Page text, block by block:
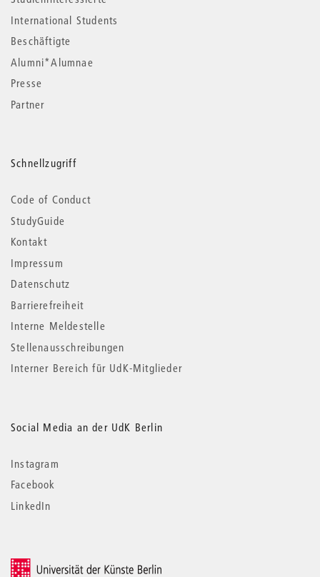
International Students
Beschäftigte
Alumni*Alumnae
Presse
Partner
Schnellzugriff
Code of Conduct
StudyGuide
Kontakt
Impressum
Datenschutz
Barrierefreiheit
Interne Meldestelle
Stellenausschreibungen
Interner Bereich für UdK-Mitglieder
Social Media an der UdK Berlin
Instagram
Facebook
LinkedIn
© 2026 Universität der Künste Berlin